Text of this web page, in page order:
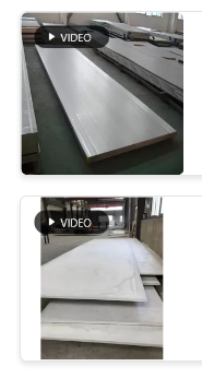
PRIVACY
POLICY